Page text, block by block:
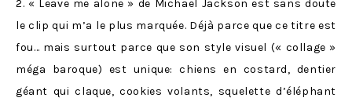
2. « Leave me alone » de Michael Jackson est sans doute
le clip qui m’a le plus marquée. Déjà parce que ce titre est
fou… mais surtout parce que son style visuel (« collage »
méga baroque) est unique: chiens en costard, dentier
géant qui claque, cookies volants, squelette d’éléphant